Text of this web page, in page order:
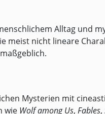
Alltag und
meist nicht lineare
Mysterien mit
wie Wolf among Us, Fables,